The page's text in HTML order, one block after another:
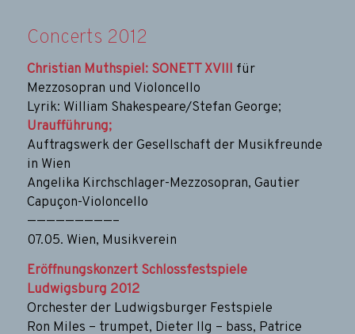
Concerts 2012
Christian Muthspiel: SONETT XVIII für
Mezzosopran und Violoncello
Lyrik: William Shakespeare/Stefan George;
Uraufführung;
Auftragswerk der Gesellschaft der Musikfreunde
in Wien
Angelika Kirchschlager-Mezzosopran, Gautier
Capuçon-Violoncello
—————————–
07.05. Wien, Musikverein
Eröffnungskonzert Schlossfestspiele
Ludwigsburg 2012
Orchester der Ludwigsburger Festspiele
Ron Miles – trumpet, Dieter Ilg – bass, Patrice